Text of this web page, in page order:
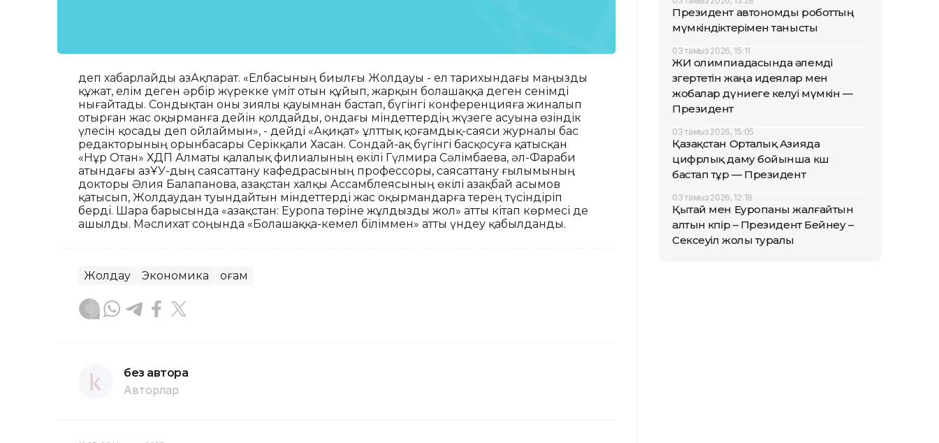
деп хабарлайды ҚазАқпарат. «Елбасының биылғы Жолдауы - ел тарихындағы маңызды
құжат, елім деген әрбір жүрекке үміт отын құйып, жарқын болашаққа деген сенімді
нығайтады. Сондықтан оны зиялы қауымнан бастап, бүгінгі конференцияға жиналып
отырған жас оқырманға дейін қолдайды, ондағы міндеттердің жүзеге асуына өзіндік
үлесін қосады деп ойлаймын», - дейді «Ақиқат» ұлттық қоғамдық-саяси журналы бас
редакторының орынбасары Серікқали Хасан. Сондай-ақ бүгінгі басқосуға қатысқан
«Нұр Отан» ХДП Алматы қалалық филиалының өкілі Гүлмира Сәлімбаева, әл-Фараби
атындағы ҚазҰУ-дың саясаттану кафедрасының профессоры, саясаттану ғылымының
докторы Әлия Балапанова, Қазақстан халқы Ассамблеясының өкілі Қазақбай Қасымов
қатысып, Жолдаудан туындайтын міндеттерді жас оқырмандарға терең түсіндіріп
берді. Шара барысында «Қазақстан: Еуропа төріне жұлдызды жол» атты кітап көрмесі де
ашылды. Мәслихат соңында «Болашаққа-кемел біліммен» атты үндеу қабылданды.
Жолдау Экономика Қоғам
без автора
Авторлар
Президент автономды роботтың
мүмкіндіктерімен танысты
03 тамыз 2026, 15:11
ЖИ олимпиадасында әлемді
өзгертетін жаңа идеялар мен
жобалар дүниеге келуі мүмкін —
Президент
03 тамыз 2026, 15:05
Қазақстан Орталық Азияда
цифрлық даму бойынша көш
бастап тұр — Президент
03 тамыз 2026, 12:18
Қытай мен Еуропаны жалғайтын
алтын көпір – Президент Бейнеу –
Сексеуіл жолы туралы